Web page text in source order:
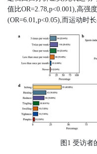
值比OR=2.78,p<0.001),高强
(OR=6.01,p<0.05),而运动时
图1 受访者